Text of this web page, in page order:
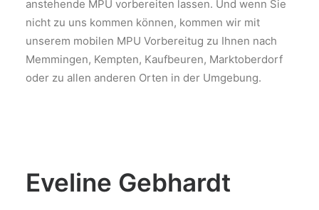
anstehende MPU vorbereiten lassen. Und wenn Sie
nicht zu uns kommen können, kommen wir mit
unserem mobilen MPU Vorbereitug zu Ihnen nach
Memmingen, Kempten, Kaufbeuren, Marktoberdorf
oder zu allen anderen Orten in der Umgebung.
Eveline Gebhardt